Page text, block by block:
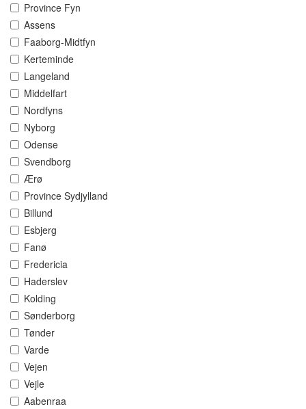
Province Fyn
Assens
Faaborg-Midtfyn
Kerteminde
Langeland
Middelfart
Nordfyns
Nyborg
Odense
Svendborg
Ærø
Province Sydjylland
Billund
Esbjerg
Fanø
Fredericia
Haderslev
Kolding
Sønderborg
Tønder
Varde
Vejen
Vejle
Aabenraa